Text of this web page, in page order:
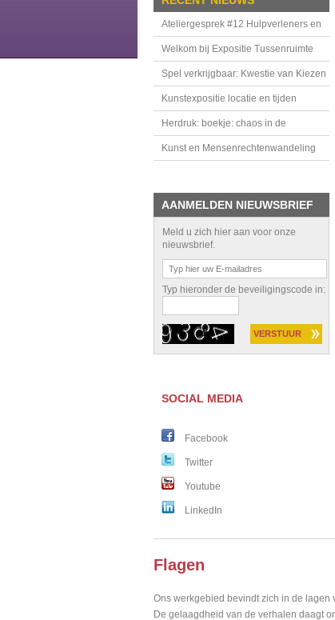
Ateliergesprek #12 Hulpverleners en
handhavers in de Tussenruimte
Welkom bij Expositie Tussenruimte
Spel verkrijgbaar: Kwestie van Kiezen
Kunstexpositie locatie en tijden
Herdruk: boekje: chaos in de
bovenkamer
Kunst en Mensenrechtenwandeling
AANMELDEN NIEUWSBRIEF
Meld u zich hier aan voor onze
nieuwsbrief.
Typ hieronder de beveiligingscode in:
SOCIAL MEDIA
Facebook
Twitter
Youtube
LinkedIn
Flagen
Ons werkgebied bevindt zich in de lagen
De gelaagdheid van de verhalen daagt